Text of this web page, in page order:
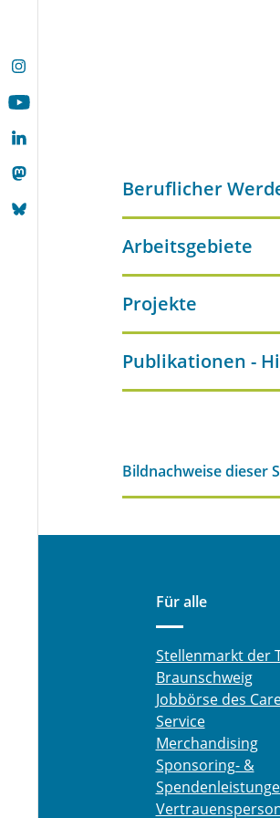
Beruflicher
Arbeitsgebiete
Projekte
Publikationen -
Bildnachweise dieser
Für alle
Stellenmarkt der
Braunschweig
Jobbörse des
Service
Merchandising
Sponsoring- &